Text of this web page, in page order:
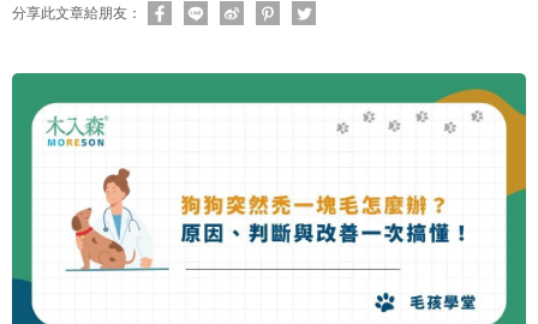
分享此文章給朋友：